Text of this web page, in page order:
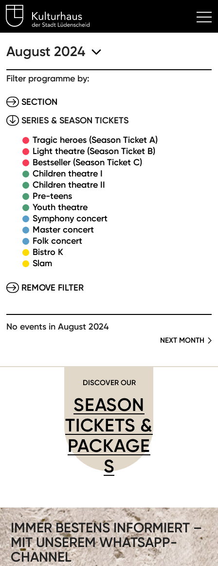
Kulturhaus Lüdenscheid
August 2024
Filter programme by:
SECTION
SERIES & SEASON TICKETS
Tragic heroes (Season Ticket A)
Light theatre (Season Ticket B)
Bestseller (Season Ticket C)
Children theatre I
Children theatre II
Pre-teens
Youth theatre
Symphony concert
Master concert
Folk concert
Bistro K
Slam
REMOVE FILTER
No events in August 2024
NEXT MONTH
DISCOVER OUR
SEASON
TICKETS &
PACKAGE
S
IMMER BESTENS INFORMIERT –
MIT UNSEREM WHATSAPP-
CHANNEL